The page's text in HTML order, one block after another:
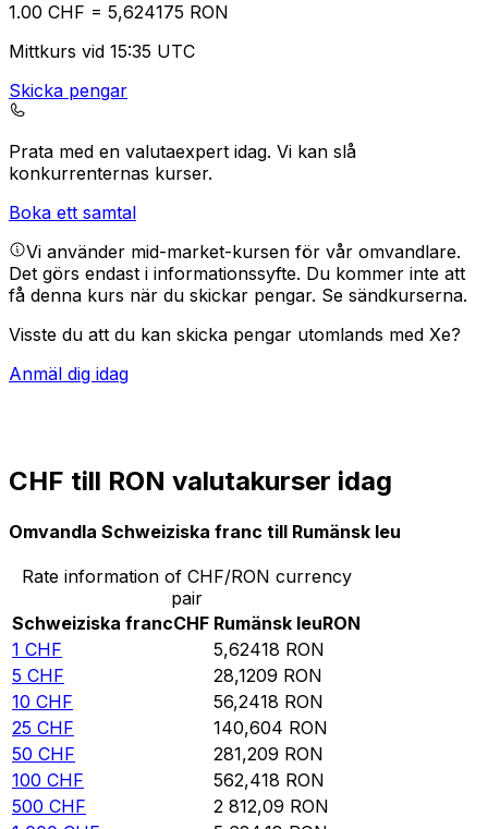
1.00 CHF = 5,624175 RON
Mittkurs vid 15:35 UTC
Skicka pengar
Prata med en valutaexpert idag. Vi kan slå
konkurrenternas kurser.
Boka ett samtal
Vi använder mid-market-kursen för vår omvandlare.
Det görs endast i informationssyfte. Du kommer inte att
få denna kurs när du skickar pengar. Se sändkurserna.
Visste du att du kan skicka pengar utomlands med Xe?
Anmäl dig idag
CHF till RON valutakurser idag
Omvandla Schweiziska franc till Rumänsk leu
Rate information of CHF/RON currency
pair
Schweiziska francCHF Rumänsk leuRON
1 CHF 5,62418 RON
5 CHF 28,1209 RON
10 CHF 56,2418 RON
25 CHF 140,604 RON
50 CHF 281,209 RON
100 CHF 562,418 RON
500 CHF 2 812,09 RON